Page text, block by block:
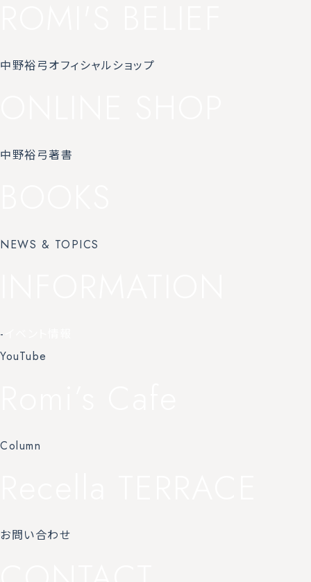
中野裕弓オフィシャルショップ
中野裕弓著書
NEWS & TOPICS
-
YouTube
Column
お問い合わせ